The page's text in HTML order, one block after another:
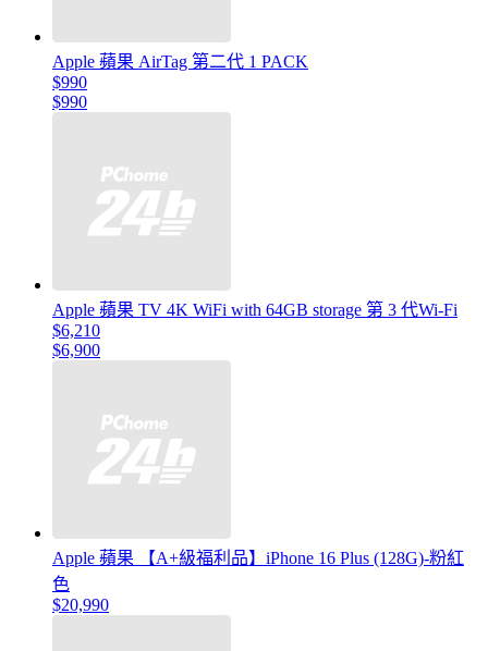
Apple 蘋果 AirTag 第二代 1 PACK
$990
$990
Apple 蘋果 TV 4K WiFi with 64GB storage 第 3 代Wi-Fi
$6,210
$6,900
Apple 蘋果 【A+級福利品】iPhone 16 Plus (128G)-粉紅
色
$20,990